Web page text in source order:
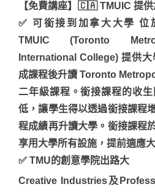
【免費講座】🇨🇦 TMUIC 提
✅ 可銜接到加拿大大學 位
TMUIC (Toronto
International College) 提供
成課程後升讀 Toronto
二年級課程。銜接課程的收
低，讓學生得以透過銜接課程
程成績再升讀大學。銜接課程
享用大學所有設施，提前適應
✅ TMU的創意學院出路大
Creative Industries及